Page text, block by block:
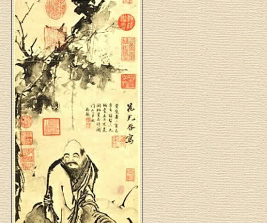
s
m